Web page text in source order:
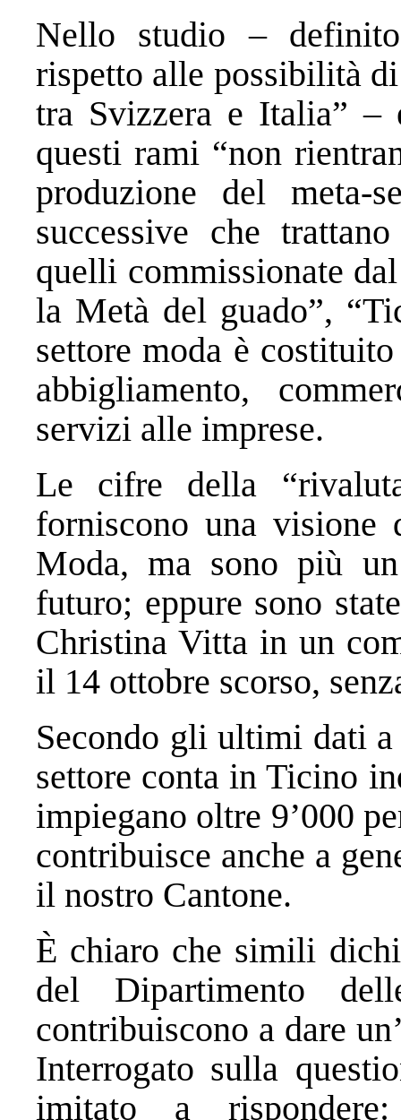
Nello studio –
rispetto alle possibilità
tra Svizzera e Italia” –
questi rami “non
produzione del meta-
successive che
quelli commissionate
la Metà del guado”,
settore moda è
abbigliamento,
servizi alle imprese.
Le cifre della
forniscono una visione
Moda, ma sono più
futuro; eppure sono
Christina Vitta in un
il 14 ottobre scorso,
Secondo gli ultimi dati
settore conta in Ticino
impiegano oltre 9’000
contribuisce anche a
il nostro Cantone.
È chiaro che simili
del Dipartimento
contribuiscono a dare
Interrogato sulla
imitato a